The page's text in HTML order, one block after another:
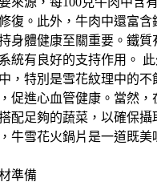
復。此外，牛肉中還富
身體健康至關重要。鐵質
統有良好的支持作用。
，特別是雪花紋理中的
促進心血管健康。當然，
配足夠的蔬菜，以確保
牛雪花火鍋片是一道既美
準備